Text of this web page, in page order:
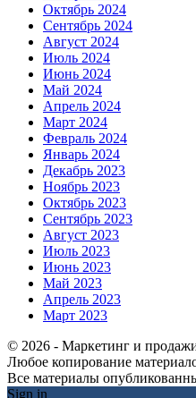
Октябрь 2024
Сентябрь 2024
Август 2024
Июль 2024
Июнь 2024
Май 2024
Апрель 2024
Март 2024
Февраль 2024
Январь 2024
Декабрь 2023
Ноябрь 2023
Октябрь 2023
Сентябрь 2023
Август 2023
Июль 2023
Июнь 2023
Май 2023
Апрель 2023
Март 2023
© 2026 - Маркетинг и
Любое копирование
Все материалы
Sign in